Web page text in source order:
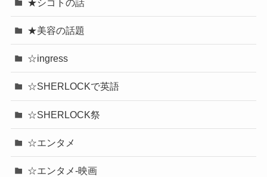
★シゴトの話
★美容の話題
☆ingress
☆SHERLOCKで英語
☆SHERLOCK祭
☆エンタメ
☆エンタメ-映画